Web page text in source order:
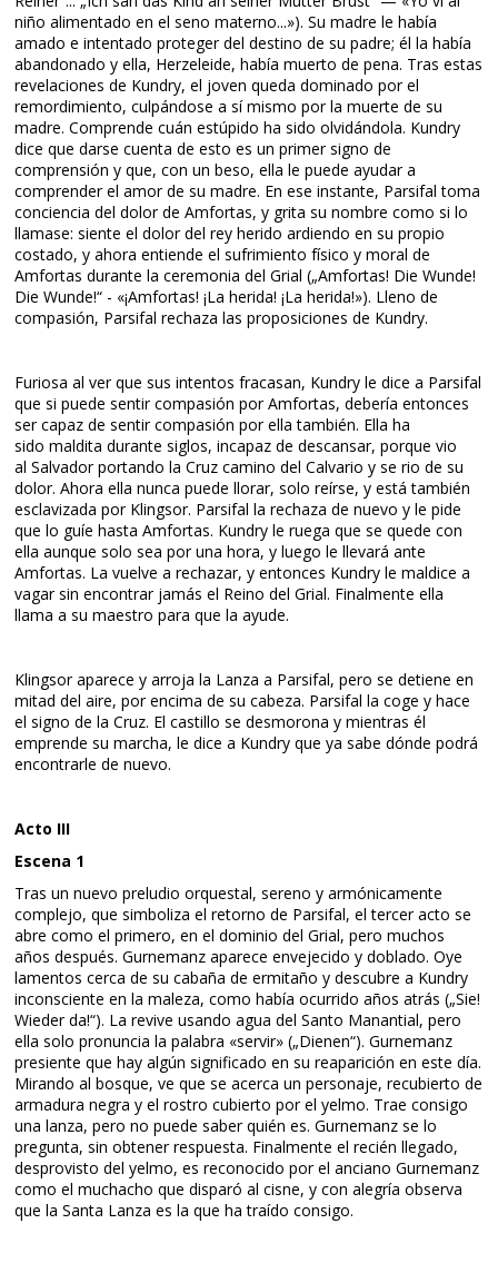
niño alimentado en el seno materno...»). Su madre le había
amado e intentado proteger del destino de su padre; él la había
abandonado y ella, Herzeleide, había muerto de pena. Tras estas
revelaciones de Kundry, el joven queda dominado por el
remordimiento, culpándose a sí mismo por la muerte de su
madre. Comprende cuán estúpido ha sido olvidándola. Kundry
dice que darse cuenta de esto es un primer signo de
comprensión y que, con un beso, ella le puede ayudar a
comprender el amor de su madre. En ese instante, Parsifal toma
conciencia del dolor de Amfortas, y grita su nombre como si lo
llamase: siente el dolor del rey herido ardiendo en su propio
costado, y ahora entiende el sufrimiento físico y moral de
Amfortas durante la ceremonia del Grial („Amfortas! Die Wunde!
Die Wunde!“ - «¡Amfortas! ¡La herida! ¡La herida!»). Lleno de
compasión, Parsifal rechaza las proposiciones de Kundry.
Furiosa al ver que sus intentos fracasan, Kundry le dice a Parsifal
que si puede sentir compasión por Amfortas, debería entonces
ser capaz de sentir compasión por ella también. Ella ha
sido maldita durante siglos, incapaz de descansar, porque vio
al Salvador portando la Cruz camino del Calvario y se rio de su
dolor. Ahora ella nunca puede llorar, solo reírse, y está también
esclavizada por Klingsor. Parsifal la rechaza de nuevo y le pide
que lo guíe hasta Amfortas. Kundry le ruega que se quede con
ella aunque solo sea por una hora, y luego le llevará ante
Amfortas. La vuelve a rechazar, y entonces Kundry le maldice a
vagar sin encontrar jamás el Reino del Grial. Finalmente ella
llama a su maestro para que la ayude.
Klingsor aparece y arroja la Lanza a Parsifal, pero se detiene en
mitad del aire, por encima de su cabeza. Parsifal la coge y hace
el signo de la Cruz. El castillo se desmorona y mientras él
emprende su marcha, le dice a Kundry que ya sabe dónde podrá
encontrarle de nuevo.
Acto III
Escena 1
Tras un nuevo preludio orquestal, sereno y armónicamente
complejo, que simboliza el retorno de Parsifal, el tercer acto se
abre como el primero, en el dominio del Grial, pero muchos
años después. Gurnemanz aparece envejecido y doblado. Oye
lamentos cerca de su cabaña de ermitaño y descubre a Kundry
inconsciente en la maleza, como había ocurrido años atrás („Sie!
Wieder da!“). La revive usando agua del Santo Manantial, pero
ella solo pronuncia la palabra «servir» („Dienen“). Gurnemanz
presiente que hay algún significado en su reaparición en este día.
Mirando al bosque, ve que se acerca un personaje, recubierto de
armadura negra y el rostro cubierto por el yelmo. Trae consigo
una lanza, pero no puede saber quién es. Gurnemanz se lo
pregunta, sin obtener respuesta. Finalmente el recién llegado,
desprovisto del yelmo, es reconocido por el anciano Gurnemanz
como el muchacho que disparó al cisne, y con alegría observa
que la Santa Lanza es la que ha traído consigo.